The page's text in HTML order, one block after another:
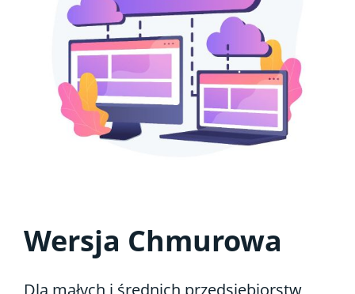
Wersja Chmurowa
Dla małych i średnich przedsiębiorstw,